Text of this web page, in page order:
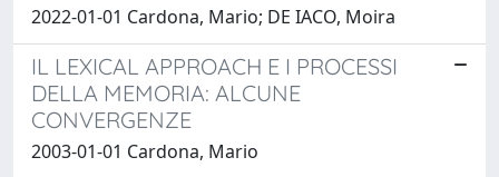
2022-01-01 Cardona, Mario; DE IACO, Moira
IL LEXICAL APPROACH E I PROCESSI
DELLA MEMORIA: ALCUNE
CONVERGENZE
2003-01-01 Cardona, Mario